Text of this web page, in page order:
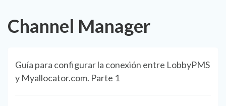
Channel Manager
Guía para configurar la conexión entre LobbyPMS
y Myallocator.com. Parte 1